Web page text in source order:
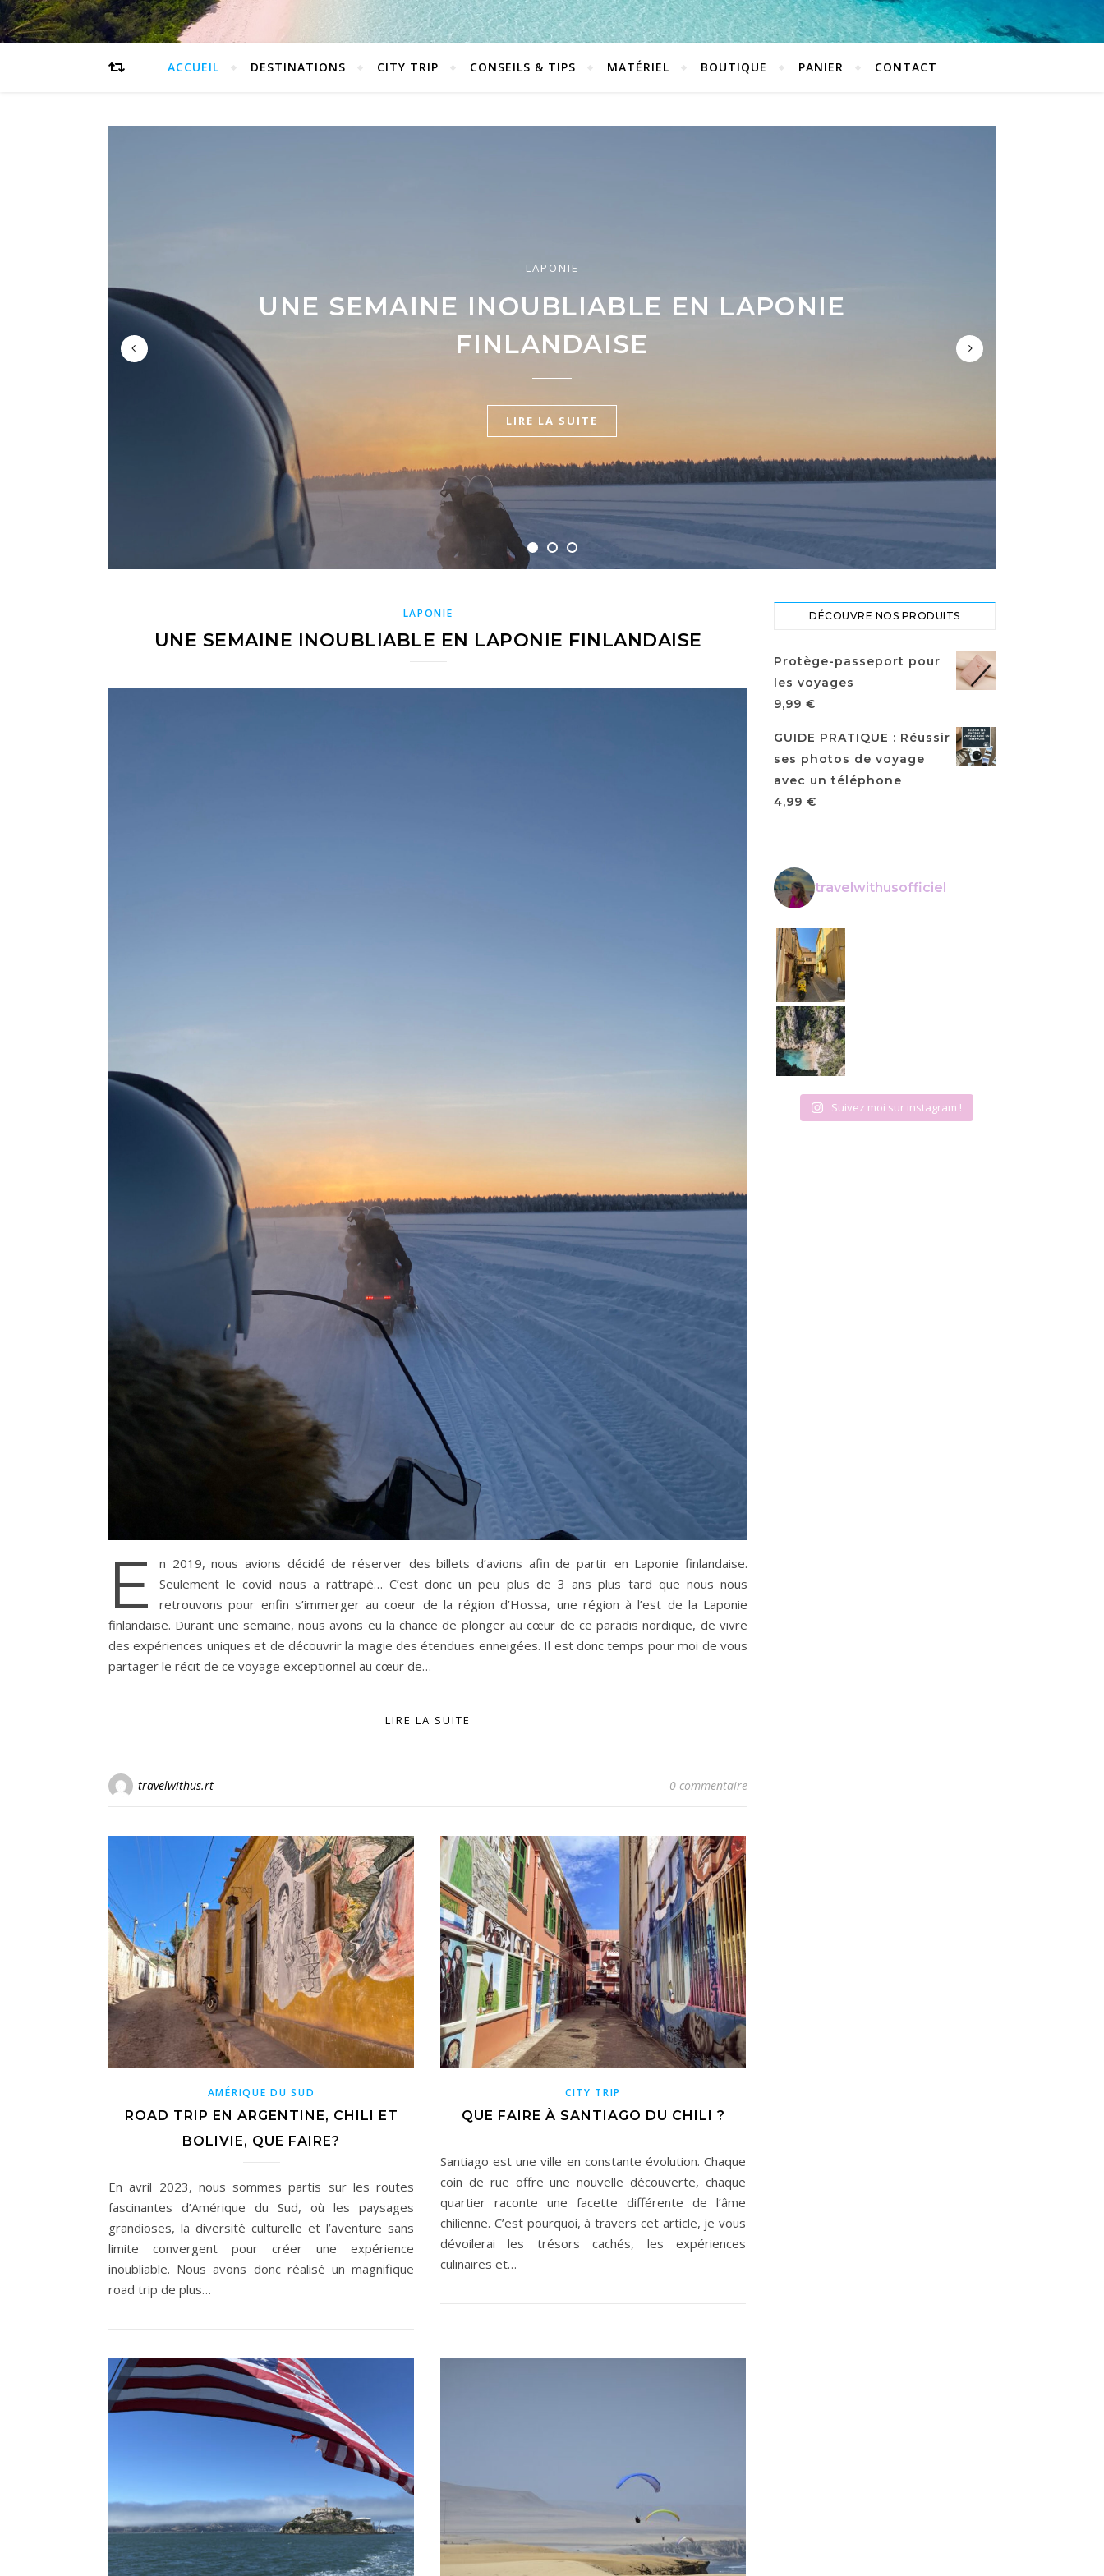
ACCUEIL DESTINATIONS CITY TRIP CONSEILS & TIPS MATÉRIEL BOUTIQUE PANIER CONTACT
LAPONIE
UNE SEMAINE INOUBLIABLE EN LAPONIE
FINLANDAISE
LIRE LA SUITE
QUE FAIRE À SANTIAGO DU CHILI ?
LIRE LA SUITE
AMÉRIQUE DU SUD
ROAD TRIP EN ARGENTINE, CHILI ET
BOLIVIE, QUE FAIRE?
LIRE LA SUITE
LAPONIE
UNE SEMAINE INOUBLIABLE EN LAPONIE FINLANDAISE
E
n 2019, nous avions décidé de réserver des billets d’avions afin de partir en Laponie finlandaise.
Seulement le covid nous a rattrapé… C’est donc un peu plus de 3 ans plus tard que nous nous
retrouvons pour enfin s’immerger au coeur de la région d’Hossa, une région à l’est de la Laponie
finlandaise. Durant une semaine, nous avons eu la chance de plonger au cœur de ce paradis nordique, de vivre
des expériences uniques et de découvrir la magie des étendues enneigées. Il est donc temps pour moi de vous
partager le récit de ce voyage exceptionnel au cœur de…
LIRE LA SUITE
travelwithus.rt 0 commentaire
AMÉRIQUE DU SUD
ROAD TRIP EN ARGENTINE, CHILI ET
BOLIVIE, QUE FAIRE?
En avril 2023, nous sommes partis sur les routes
fascinantes d’Amérique du Sud, où les paysages
grandioses, la diversité culturelle et l’aventure sans
limite convergent pour créer une expérience
inoubliable. Nous avons donc réalisé un magnifique
road trip de plus…
CITY TRIP
QUE FAIRE À SANTIAGO DU CHILI ?
Santiago est une ville en constante évolution. Chaque
coin de rue offre une nouvelle découverte, chaque
quartier raconte une facette différente de l’âme
chilienne. C’est pourquoi, à travers cet article, je vous
dévoilerai les trésors cachés, les expériences
culinaires et…
DÉCOUVRE NOS PRODUITS
Protège-passeport pour
les voyages
9,99 €
GUIDE PRATIQUE : Réussir
ses photos de voyage
avec un téléphone
4,99 €
travelwithusofficiel
La Ciotat • • Voyage en France • • #t
Calanque de Cassis • • Petit conseil : lev
Suivez moi sur instagram !